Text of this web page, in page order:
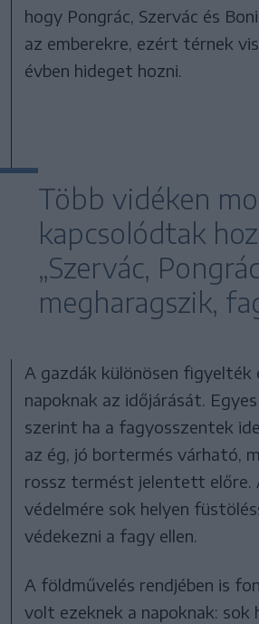
hogy Pongrác, Szervác és
az emberekre, ezért térnek
évben hideget hozni.
Több vidéken
kapcsolódtak
„Szervác,
megharagszik,
A gazdák különösen figyelték
napoknak az időjárását.
szerint ha a fagyosszentek
az ég, jó bortermés várható,
rossz termést jelentett előre.
védelmére sok helyen
védekezni a fagy ellen.
A földművelés rendjében is
volt ezeknek a napoknak: sok